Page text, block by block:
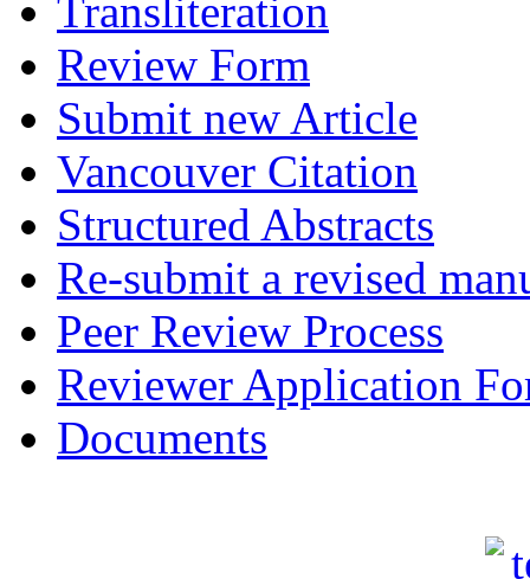
Transliteration
Review Form
Submit new Article
Vancouver Citation
Structured Abstracts
Re-submit a revised
Peer Review Process
Reviewer Application
Documents